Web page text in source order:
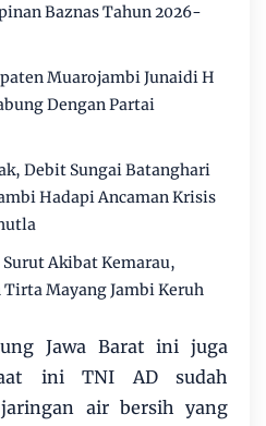
Baznas Tahun 2026-
Muarojambi Junaidi H
Dengan Partai
Debit Sungai Batanghari
Hadapi Ancaman Krisis
Akibat Kemarau,
Tirta Mayang Jambi Keruh
Jawa Barat ini juga
ini TNI AD sudah
air bersih yang